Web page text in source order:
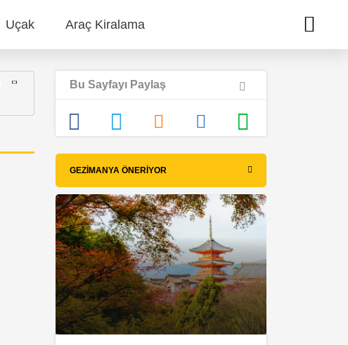
Uçak Araç Kiralama
Bu Sayfayı Paylaş
GEZIMANYA ÖNERIYOR